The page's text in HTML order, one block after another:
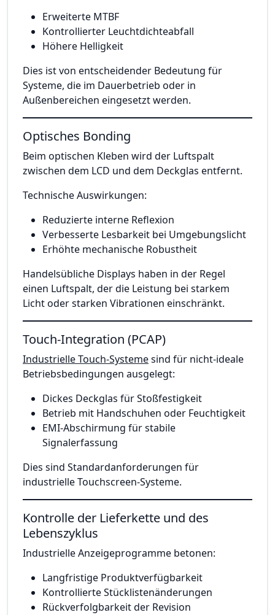
Erweiterte MTBF
Kontrollierter Leuchtdichteabfall
Höhere Helligkeit
Dies ist von entscheidender Bedeutung für
Systeme, die im Dauerbetrieb oder in
Außenbereichen eingesetzt werden.
Optisches Bonding
Beim optischen Kleben wird der Luftspalt
zwischen dem LCD und dem Deckglas entfernt.
Technische Auswirkungen:
Reduzierte interne Reflexion
Verbesserte Lesbarkeit bei Umgebungslicht
Erhöhte mechanische Robustheit
Handelsübliche Displays haben in der Regel
einen Luftspalt, der die Leistung bei starkem
Licht oder starken Vibrationen einschränkt.
Touch-Integration (PCAP)
Industrielle Touch-Systemesind für nicht-ideale
Betriebsbedingungen ausgelegt:
Dickes Deckglas für Stoßfestigkeit
Betrieb mit Handschuhen oder Feuchtigkeit
EMI-Abschirmung für stabile
Signalerfassung
Dies sind Standardanforderungen für
industrielle Touchscreen-Systeme.
Kontrolle der Lieferkette und des
Lebenszyklus
Industrielle Anzeigeprogramme betonen:
Langfristige Produktverfügbarkeit
Kontrollierte Stücklistenänderungen
Rückverfolgbarkeit der Revision